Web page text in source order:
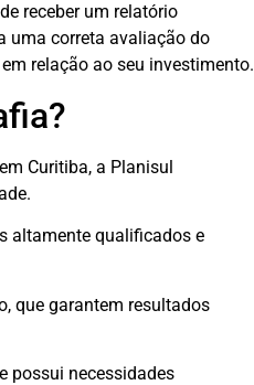
receber um relatório
uma correta avaliação do
relação ao seu investimento.
Curitiba, a Planisul
altamente qualificados e
que garantem resultados
possui necessidades